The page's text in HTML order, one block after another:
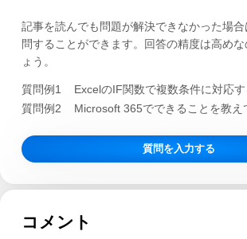
記事を読んでも問題が解決できなかった場
問することができます。回答の精度は高め
ょう。
質問例1
ExcelのIF関数で複数条件に対応
質問例2
Microsoft 365でできることを教え
質問を入力する
コメント